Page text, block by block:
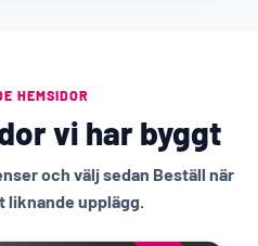
HEMSIDOR
vi har byggt
och välj sedan Beställ när
upplägg.